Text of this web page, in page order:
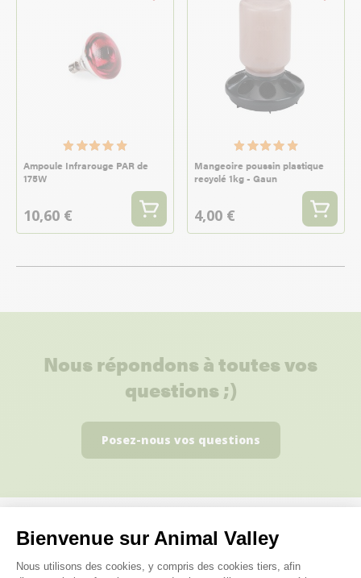
Bienvenue sur Animal Valley
Plateforme de Gestion du
Nous utilisons des cookies, y compris des cookies tiers, afin
Ampoule Infrarouge PAR de
175W
10,60 €
Mangeoire poussin plastique
recyclé 1kg - Gaun
4,00 €
Nous répondons à toutes vos
questions ;)
Posez-nous vos questions
Ces produits peuvent vous